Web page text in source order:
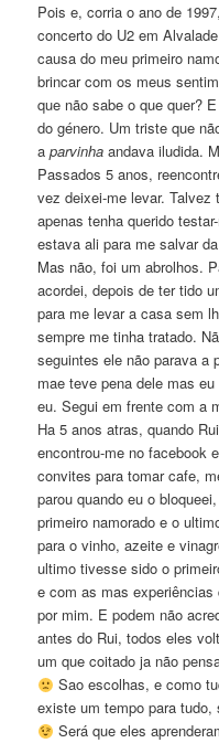
Pois e, corria o ano de
concerto do U2 em
causa do meu primeiro
brincar com os meus
que não sabe o que quer?
do género. Um triste que
aparvinha andava iludida.
Passados 5 anos,
vez deixei-me levar.
apenas tenha querido
estava ali para me salvar
Mas não, foi um abrolhos.
acordei, depois de ter tido
para me levar a casa sem
sempre me tinha tratado.
seguintes ele não parava a
mae teve pena dele mas
eu. Segui em frente com a
Ha 5 anos atras, quando
encontrou-me no facebook
convites para tomar cafe,
parou quando eu o
primeiro namorado e o
para o vinho, azeite e
ultimo tivesse sido o
e com as mas experiências
por mim. E podem não
antes do Rui, todos eles
um que coitado ja não
Sao escolhas, e como
existe um tempo para
Será que eles